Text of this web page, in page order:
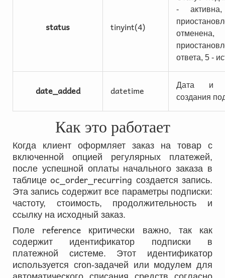
status tinyint(4)
-
ответа, 5 -
date_added datetime
Дата и
создания
Как это работает
Когда клиент оформляет заказ на товар с
включенной опцией регулярных платежей,
после успешной оплаты начального заказа в
таблицеoc_order_recurring создается запись.
Эта запись содержит все параметры подписки:
частоту, стоимость, продолжительность и
ссылку на исходный заказ.
Поле reference критически важно, так как
содержит идентификатор подписки в
платежной системе. Этот идентификатор
используется cron-задачей или модулем для